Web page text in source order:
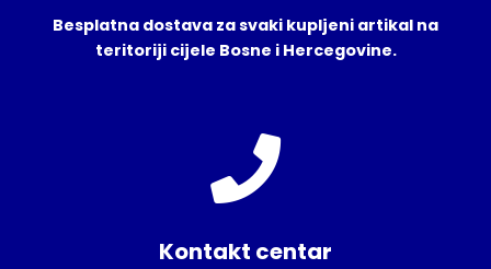
Besplatna dostava za svaki kupljeni artikal na
teritoriji cijele Bosne i Hercegovine.
Kontakt centar